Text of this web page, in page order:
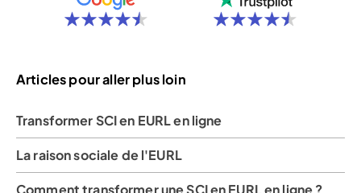
Articles pour aller plus loin
Transformer SCI en EURL en ligne
La raison sociale de l'EURL